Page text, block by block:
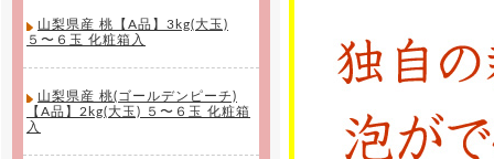
山梨県産 桃【A品】3kg(大玉)
５〜６玉 化粧箱入
山梨県産 桃(ゴールデンピーチ)
【A品】2kg(大玉) ５〜６玉 化粧箱
入